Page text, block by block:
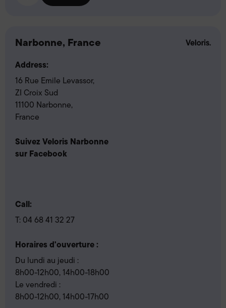
Narbonne, France
Address:
16 Rue Emile Levassor,
ZI Croix Sud
11100 Narbonne,
France
Suivez Veloris Narbonne
sur Facebook
Call:
T: 04 68 41 32 27
Horaires d'ouverture :
Du lundi au jeudi :
8h00-12h00, 14h00-18h00
Le vendredi :
8h00-12h00, 14h00-17h00